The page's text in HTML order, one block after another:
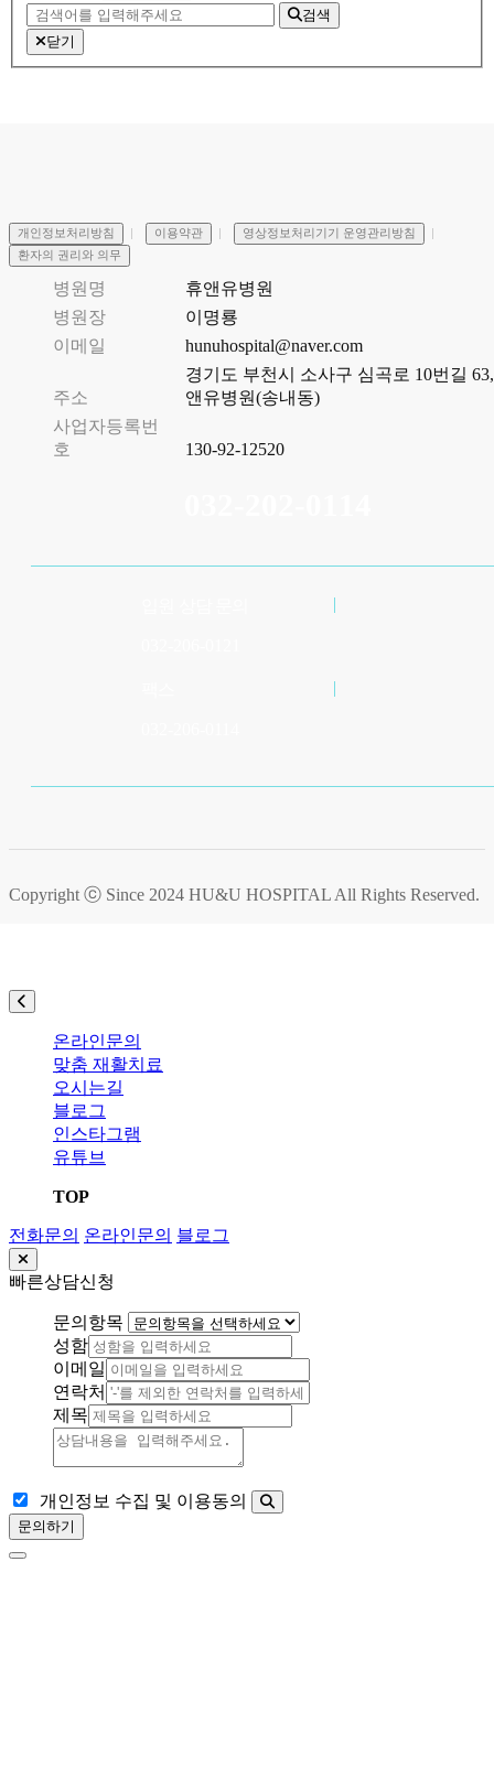
검색
닫기
개인정보처리방침 이용약관
영상정보처리기기 운영관리방침
환자의 권리와 의무
병원명
휴앤유병원
병원장
이명룡
이메일
hunuhospital@naver.com
주소
경기도 부천시 소사구 심곡로 10번길
앤유병원(송내동)
사업자등록번
호
130-92-12520
Copyright ⓒ Since 2024 HU&U HOSPITAL All Rights Reserved.
온라인문의
맞춤 재활치료
오시는길
블로그
인스타그램
유튜브
TOP
전화문의 온라인문의 블로그
빠른상담신청
문의항목
성함
이메일
연락처
제목
개인정보 수집 및 이용동의
문의하기